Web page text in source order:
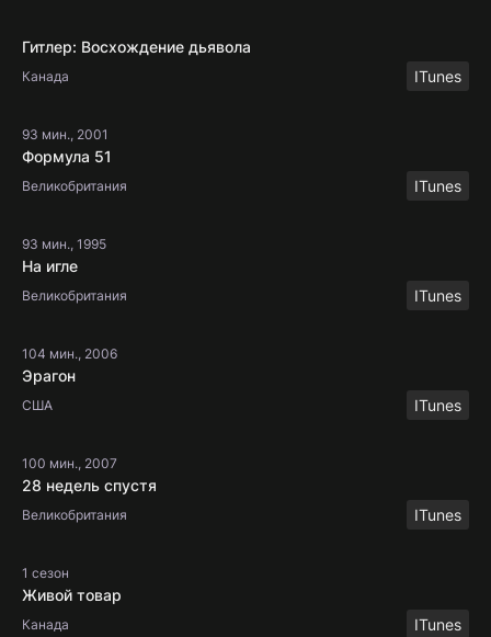
Гитлер: Восхождение дьявола
Канада ITunes
93 мин., 2001
Формула 51
Великобритания ITunes
93 мин., 1995
На игле
Великобритания ITunes
104 мин., 2006
Эрагон
США ITunes
100 мин., 2007
28 недель спустя
Великобритания ITunes
1 сезон
Живой товар
Канада ITunes